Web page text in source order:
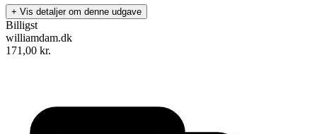
+ Vis detaljer om denne udgave
Forfatter
Billigst
williamdam.dk
171,00 kr.